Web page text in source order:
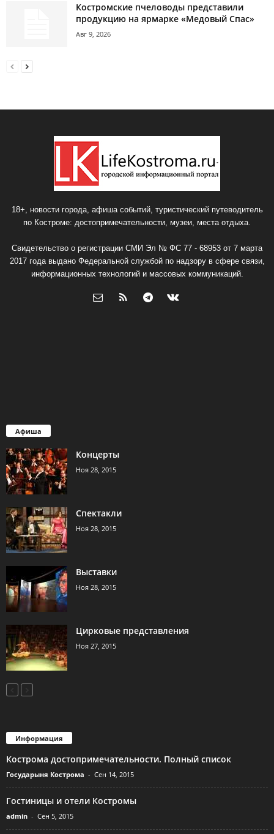
Костромские пчеловоды представили
продукцию на ярмарке «Медовый Спас»
Авг 9, 2026
18+, новости города, афиша событий, туристический путеводитель
по Костроме: достопримечательности, музеи, места отдыха.
Свидетельство о регистрации СМИ Эл № ФС 77 - 68953 от 7 марта
2017 года выдано Федеральной службой по надзору в сфере связи,
информационных технологий и массовых коммуникаций.
Афиша
Концерты
Ноя 28, 2015
Спектакли
Ноя 28, 2015
Выставки
Ноя 28, 2015
Цирковые представления
Ноя 27, 2015
Информация
Кострома достопримечательности. Полный список
Государыня Кострома - Сен 14, 2015
Гостиницы и отели Костромы
admin - Сен 5, 2015